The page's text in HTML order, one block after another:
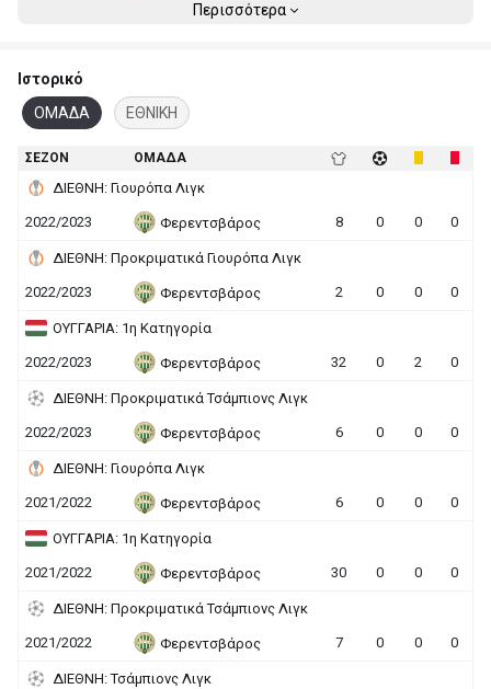
Περισσότερα
Ιστορικό
ΟΜΑΔΑ
ΕΘΝΙΚΗ
ΣΕΖΟΝ ΟΜΑΔΑ
ΔΙΕΘΝΗ: Γιουρόπα Λιγκ
2022/2023 Φερεντσβάρος 8 0 0 0
ΔΙΕΘΝΗ: Προκριματικά Γιουρόπα Λιγκ
2022/2023 Φερεντσβάρος 2 0 0 0
ΟΥΓΓΑΡΙΑ: 1η Κατηγορία
2022/2023 Φερεντσβάρος 32 0 2 0
ΔΙΕΘΝΗ: Προκριματικά Τσάμπιονς Λιγκ
2022/2023 Φερεντσβάρος 6 0 0 0
ΔΙΕΘΝΗ: Γιουρόπα Λιγκ
2021/2022 Φερεντσβάρος 6 0 0 0
ΟΥΓΓΑΡΙΑ: 1η Κατηγορία
2021/2022 Φερεντσβάρος 30 0 0 0
ΔΙΕΘΝΗ: Προκριματικά Τσάμπιονς Λιγκ
2021/2022 Φερεντσβάρος 7 0 0 0
ΔΙΕΘΝΗ: Τσάμπιονς Λιγκ